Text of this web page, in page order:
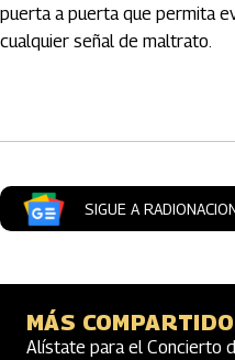
puerta a puerta que permita
cualquier señal de maltrato.
SIGUE A
MÁS COMPARTIDO
Alístate para el Concierto